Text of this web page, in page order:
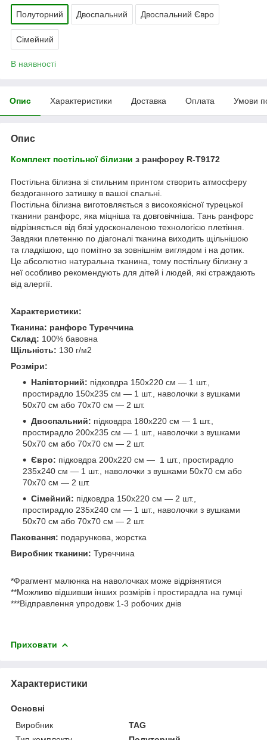
Полуторний Двоспальний Двоспальний Євро
Сімейний
В наявності
Опис Характеристики Доставка Оплата Умови
Опис
Комплект постільної білизни з ранфорсу R-T9172
Постільна білизна зі стильним принтом створить атмосферу
бездоганного затишку в вашої спальні.
Постільна білизна виготовляється з високоякісної турецької
тканини ранфорс, яка міцніша та довговічніша. Тань ранфорс
відрізняється від бязі удосконаленою технологією плетіння.
Завдяки плетенню по діагоналі тканина виходить щільнішою
та гладкішою, що помітно за зовнішнім виглядом і на дотик.
Це абсолютно натуральна тканина, тому постільну білизну з
неї особливо рекомендують для дітей і людей, які страждають
від алергії.
Характеристики:
Тканина: ранфорс Туреччина
Склад: 100% бавовна
Щільність: 130 г/м2
Розміри:
Напівторний: підковдра 150х220 см — 1 шт.,
простирадло 150х235 см — 1 шт., наволочки з вушками
50х70 см або 70х70 см — 2 шт.
Двоспальний: підковдра 180х220 см — 1 шт.,
простирадло 200х235 см — 1 шт., наволочки з вушками
50х70 см або 70х70 см — 2 шт.
Євро: підковдра 200х220 см — 1 шт., простирадло
235х240 см — 1 шт., наволочки з вушками 50х70 см або
70х70 см — 2 шт.
Сімейний: підковдра 150х220 см — 2 шт.,
простирадло 235х240 см — 1 шт., наволочки з вушками
50х70 см або 70х70 см — 2 шт.
Паковання: подарункова, жорстка
Виробник тканини: Туреччина
*Фрагмент малюнка на наволочках може відрізнятися
**Можливо відшивши інших розмірів і простирадла на гумці
***Відправлення упродовж 1-3 робочих днів
Приховати
Характеристики
Основні
Виробник
TAG